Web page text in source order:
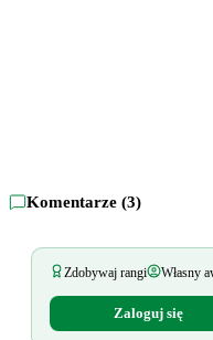
Komentarze (3)
Zdobywaj rangi Własny
Zaloguj się